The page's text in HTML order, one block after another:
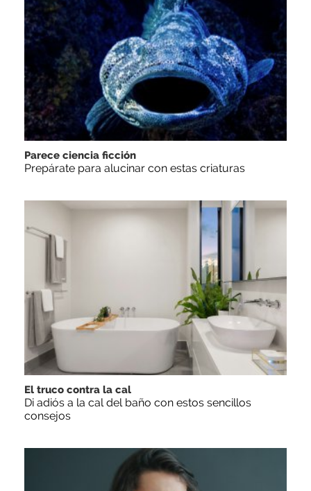
Parece ciencia ficción
Prepárate para alucinar con estas criaturas
El truco contra la cal
Di adiós a la cal del baño con estos sencillos
consejos